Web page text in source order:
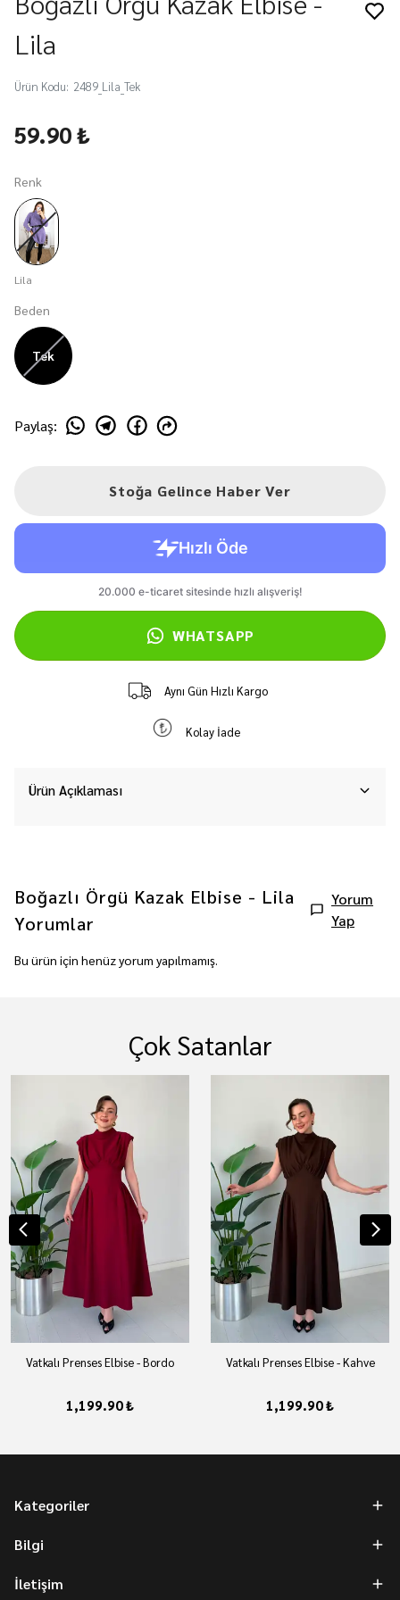
Lila
Ürün Kodu: 2489_Lila_Tek
59.90 ₺
Renk
Lila
Beden
Tek
Paylaş:
Stoğa Gelince Haber Ver
WHATSAPP
Aynı Gün Hızlı Kargo
Kolay İade
Ürün Açıklaması
Boğazlı Örgü Kazak Elbise - Lila
Yorumlar
Yorum
Yap
Bu ürün için henüz yorum yapılmamış.
Çok Satanlar
Vatkalı Prenses Elbise - Bordo
1,199.90 ₺
Vatkalı Prenses Elbise - Kahve
1,199.90 ₺
Kategoriler
Bilgi
İletişim